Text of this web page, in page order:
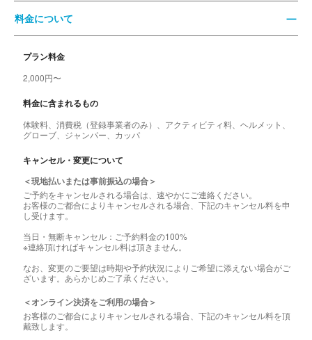
料金について
プラン料金
2,000円〜
料金に含まれるもの
体験料、消費税（登録事業者のみ）、アクティビティ料、ヘルメット、
グローブ、ジャンパー、カッパ
キャンセル・変更について
＜現地払いまたは事前振込の場合＞
ご予約をキャンセルされる場合は、速やかにご連絡ください。
お客様のご都合によりキャンセルされる場合、下記のキャンセル料を申
し受けます。
当日・無断キャンセル：ご予約料金の100%
※連絡頂ければキャンセル料は頂きません。
なお、変更のご要望は時期や予約状況によりご希望に添えない場合がご
ざいます。あらかじめご了承ください。
＜オンライン決済をご利用の場合＞
お客様のご都合によりキャンセルされる場合、下記のキャンセル料を頂
戴致します。